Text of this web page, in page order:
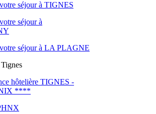
séjour à TIGNES
séjour à
séjour à LA PLAGNE
hôtelière TIGNES -
****